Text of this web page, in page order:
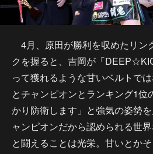
4月、原田が勝利を収めたリン
クを握ると、吉岡が「
って獲れるような甘いベルトで
とチャンピオンとランキング1位
かり防衛します」と強気の姿勢
ャンピオンだから認められる世
と闘えることは光栄。甘いとかそ